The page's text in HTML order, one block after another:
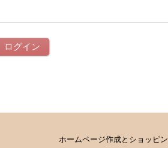
ログイン
ホームページ作成とショッピ